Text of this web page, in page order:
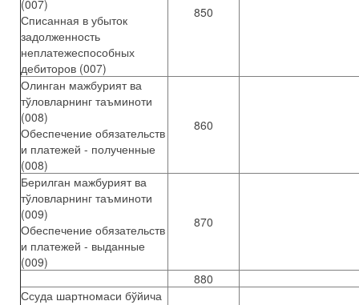
(007)
Списанная в убыток
задолженность
неплатежеспособных
дебиторов (007)
850
Олинган мажбурият ва
тўловларнинг таъминоти
(008)
Обеспечение обязательств
и платежей - полученные
(008)
860
Берилган мажбурият ва
тўловларнинг таъминоти
(009)
Обеспечение обязательств
и платежей - выданные
(009)
870
880
Ссуда шартномаси бўйича